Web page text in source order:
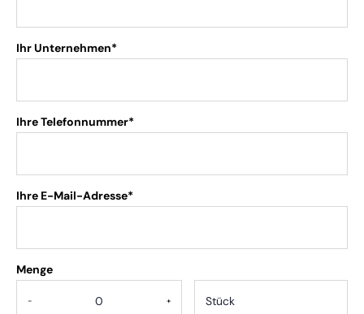
Ihr Unternehmen*
Ihre Telefonnummer*
Ihre E-Mail-Adresse*
Menge
- +